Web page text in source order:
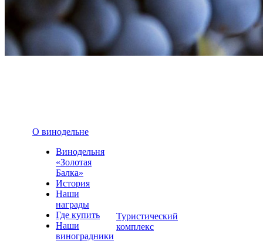
О винодельне
Винодельня
«Золотая
Балка»
История
Наши
награды
Где купить
Наши
виноградники
Туристический
комплекс